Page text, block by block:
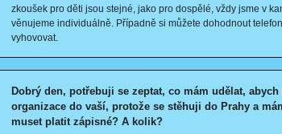
zkoušek pro děti jsou stejné, jako pro dospělé, vždy jsme v
věnujeme individuálně. Případně si můžete dohodnout
vyhovovat.
Dobrý den, potřebuji se zeptat, co mám udělat,
organizace do vaší, protože se stěhuji do Prahy a
muset platit zápisné? A kolik?